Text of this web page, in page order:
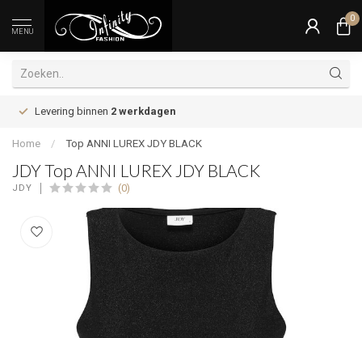
MENU
0
Levering binnen 2 werkdagen
Home / Top ANNI LUREX JDY BLACK
JDY Top ANNI LUREX JDY BLACK
JDY (0)